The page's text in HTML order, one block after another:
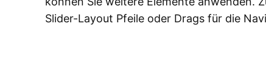
Slider-Layout Pfeile oder Drags für die